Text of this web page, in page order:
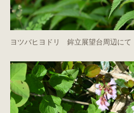
ヨツバヒヨドリ 鉾立展望台周辺にて